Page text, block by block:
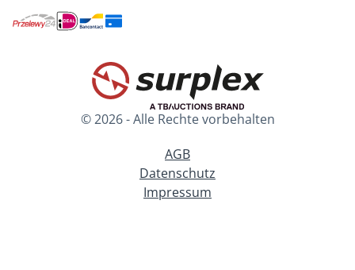
© 2026 - Alle Rechte vorbehalten
AGB
Datenschutz
Impressum